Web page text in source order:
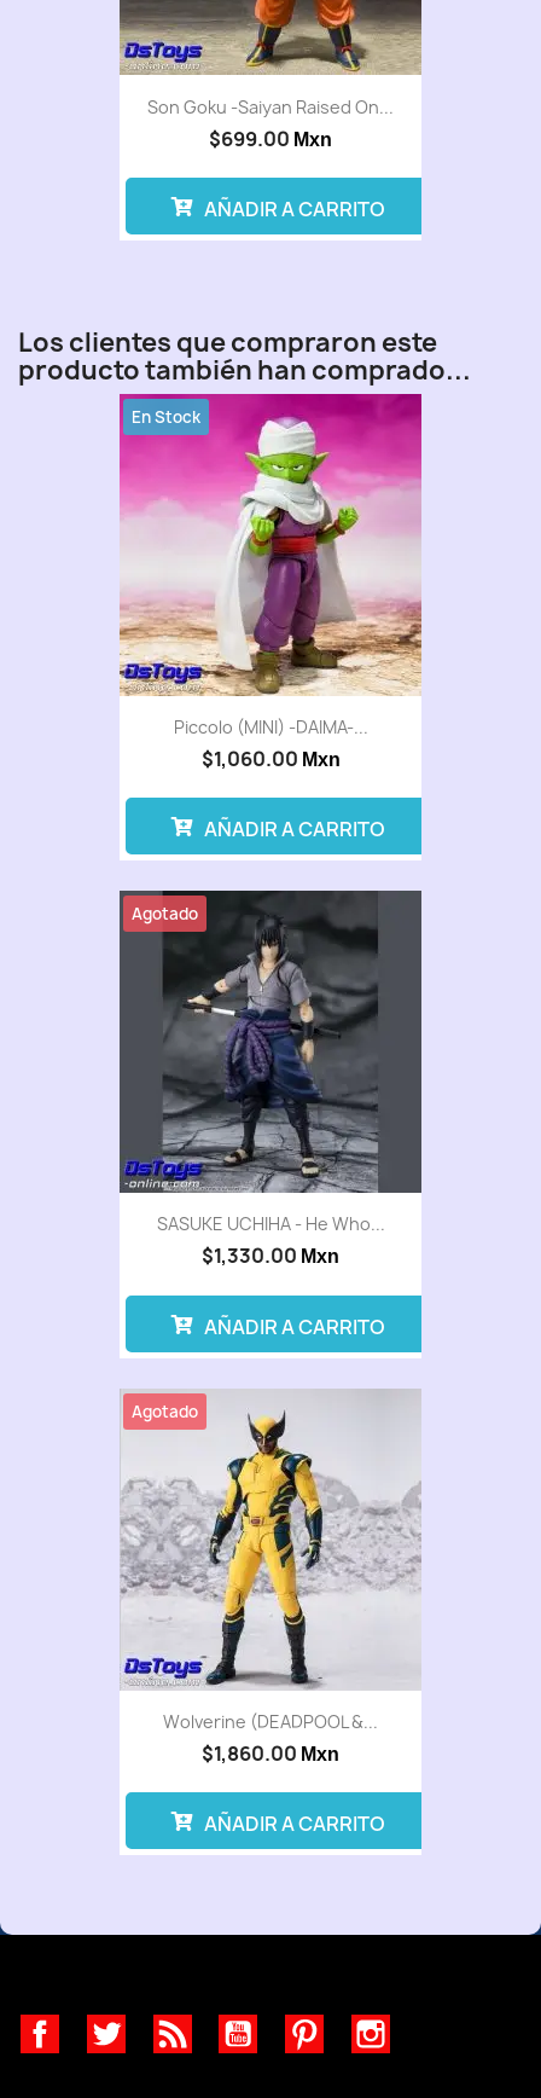
Son Goku -Saiyan Raised On...
$699.00 Mxn
AÑADIR A CARRITO
Los clientes que compraron este
producto también han comprado...
Piccolo (MINI) -DAIMA-...
$1,060.00 Mxn
En Stock
AÑADIR A CARRITO
SASUKE UCHIHA - He Who...
$1,330.00 Mxn
Agotado
AÑADIR A CARRITO
Wolverine (DEADPOOL &...
$1,860.00 Mxn
Agotado
AÑADIR A CARRITO
FacebookTwitter Rss YouTube Pinterest